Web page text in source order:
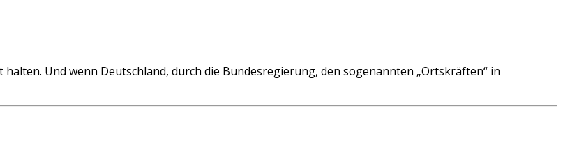
Und wenn Deutschland, durch die Bundesregierung, den sogenannten „Ortskräften“ in